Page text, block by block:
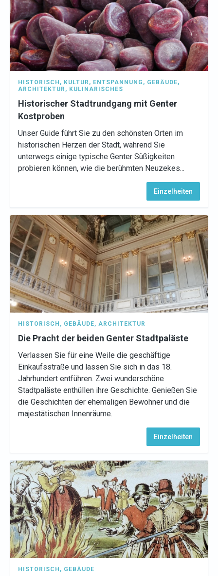
HISTORISCH , KULTUR , ENTSPANNUNG , GEBÄUDE,
ARCHITEKTUR , KULINARISCHES
Historischer Stadtrundgang mit Genter
Kostproben
Unser Guide führt Sie zu den schönsten Orten im
historischen Herzen der Stadt, während Sie
unterwegs einige typische Genter Süßigkeiten
probieren können, wie die berühmten Neuzekes...
Einzelheiten
HISTORISCH , GEBÄUDE, ARCHITEKTUR
Die Pracht der beiden Genter Stadtpaläste
Verlassen Sie für eine Weile die geschäftige
Einkaufsstraße und lassen Sie sich in das 18.
Jahrhundert entführen. Zwei wunderschöne
Stadtpaläste enthüllen ihre Geschichte. Genießen Sie
die Geschichten der ehemaligen Bewohner und die
majestätischen Innenräume.
Einzelheiten
HISTORISCH , GEBÄUDE